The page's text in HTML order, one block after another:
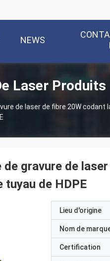
NEWS
Laser Produits
de laser de fibre 20W codant
gravure de
tuyau de HDPE
Lieu d'origine
Nom de
Certification